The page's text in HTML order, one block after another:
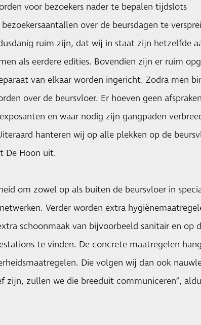
voor bezoekers nader te bepalen tijdslots
over de beursdagen te
ruim zijn, dat wij in staat zijn hetzelfde
als eerdere edities. Bovendien zijn er ruim
van elkaar worden ingericht. Zodra men
over de beursvloer. Er hoeven geen
en waar nodig zijn gangpaden
hanteren wij op alle plekken op de
De Hoon uit.
om zowel op als buiten de beursvloer in
Verder worden extra
schoonmaak van bijvoorbeeld sanitair en op
te vinden. De concrete maatregelen
Die volgen wij dan ook
zijn, zullen we die breeduit communiceren”,